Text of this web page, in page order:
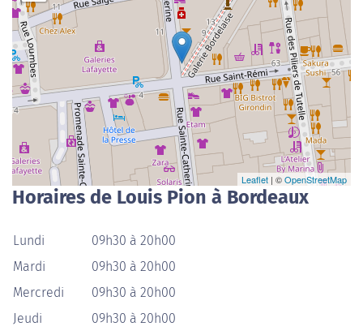
Leaflet | ©OpenStreetMap
Horaires de Louis Pion à Bordeaux
Lundi
09h30 à 20h00
Mardi
09h30 à 20h00
Mercredi
09h30 à 20h00
Jeudi
09h30 à 20h00